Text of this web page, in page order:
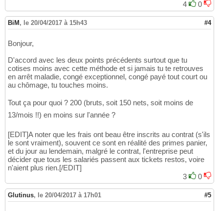
4
0
BiM , le 20/04/2017 à 15h43 #4
Bonjour,
D'accord avec les deux points précédents surtout que tu
cotises moins avec cette méthode et si jamais tu te retrouves
en arrêt maladie, congé exceptionnel, congé payé tout court ou
au chômage, tu touches moins.
Tout ça pour quoi ? 200 (bruts, soit 150 nets, soit moins de
13/mois !!) en moins sur l'année ?
[EDIT]A noter que les frais ont beau être inscrits au contrat (s'ils
le sont vraiment), souvent ce sont en réalité des primes panier,
et du jour au lendemain, malgré le contrat, l'entreprise peut
décider que tous les salariés passent aux tickets restos, voire
n'aient plus rien.[/EDIT]
3
0
Glutinus, le 20/04/2017 à 17h01 #5